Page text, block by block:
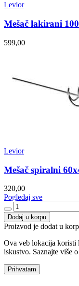
Levior
Mešač lakirani
599,00
Levior
Mešač spiralni
320,00
Pogledaj sve
Dodaj u korpu
Proizvod je dodat u
Ova veb lokacija koristi
iskustvo. Saznajte više
Prihvatam